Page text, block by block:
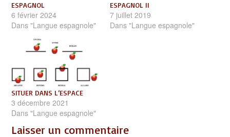
ESPAGNOL
6 février 2024
Dans "Langue espagnole"
ESPAGNOL II
7 juillet 2019
Dans "Langue espagnole"
SITUER DANS L’ESPACE
3 décembre 2021
Dans "Langue espagnole"
Laisser un commentaire